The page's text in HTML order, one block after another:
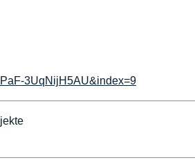
3UqNijH5AU&index=9